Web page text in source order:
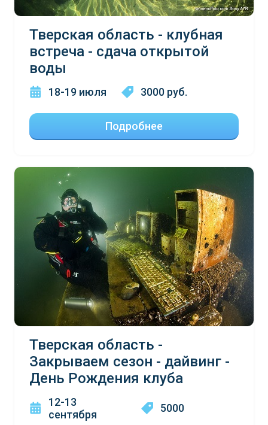
Тверская область - клубная
встреча - сдача открытой
воды
Подробнее
18-19 июля 3000 руб.
Тверская область -
Закрываем сезон - дайвинг -
День Рождения клуба
12-13
сентября
5000